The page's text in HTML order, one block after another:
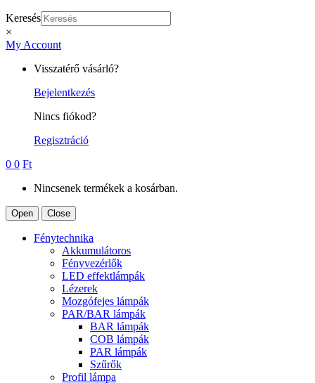
Keresés
×
My Account
Visszatérő vásárló?
Bejelentkezés
Nincs fiókod?
Regisztráció
0 0 Ft
Nincsenek termékek a kosárban.
Open Close
Fénytechnika
Akkumulátoros
Fényvezérlők
LED effektlámpák
Lézerek
Mozgófejes lámpák
PAR/BAR lámpák
BAR lámpák
COB lámpák
PAR lámpák
Szűrők
Profil lámpa